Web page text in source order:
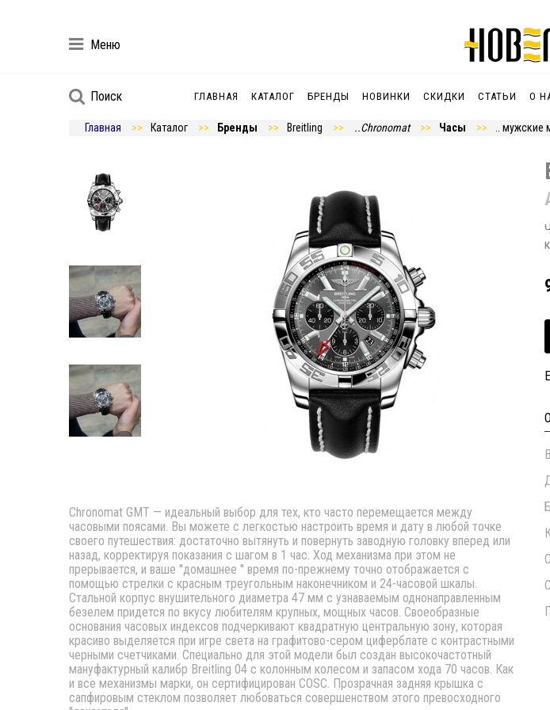
Меню
Поиск ГЛАВНАЯ КАТАЛОГ БРЕНДЫ НОВИНКИ СКИДКИ СТАТЬИ О
Главная Каталог Бренды Breitling ..Chronomat Часы .. мужские
Chronomat GMT — идеальный выбор для тех, кто часто перемещается между
часовыми поясами. Вы можете с легкостью настроить время и дату в любой точке
своего путешествия: достаточно вытянуть и повернуть заводную головку вперед или
назад, корректируя показания с шагом в 1 час. Ход механизма при этом не
прерывается, и ваше ''домашнее '' время по-прежнему точно отображается с
помощью стрелки с красным треугольным наконечником и 24-часовой шкалы.
Стальной корпус внушительного диаметра 47 мм с узнаваемым однонаправленным
безелем придется по вкусу любителям крупных, мощных часов. Своеобразные
основания часовых индексов подчеркивают квадратную центральную зону, которая
красиво выделяется при игре света на графитово-сером циферблате с контрастными
черными счетчиками. Специально для этой модели был создан высокочастотный
мануфактурный калибр Breitling 04 с колонным колесом и запасом хода 70 часов. Как
и все механизмы марки, он сертифицирован COSC. Прозрачная задняя крышка с
сапфировым стеклом позволяет любоваться совершенством этого превосходного